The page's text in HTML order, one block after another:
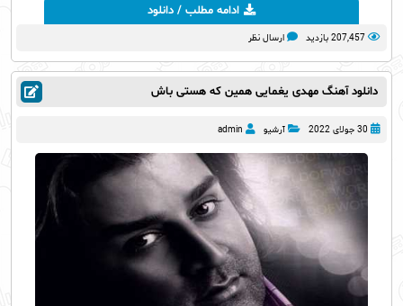
ادامه مطلب / دانلود
207,457 بازدید ارسال نظر
دانلود آهنگ مهدی یغمایی همین که هستی باش
30 جولای 2022 آرشیو admin